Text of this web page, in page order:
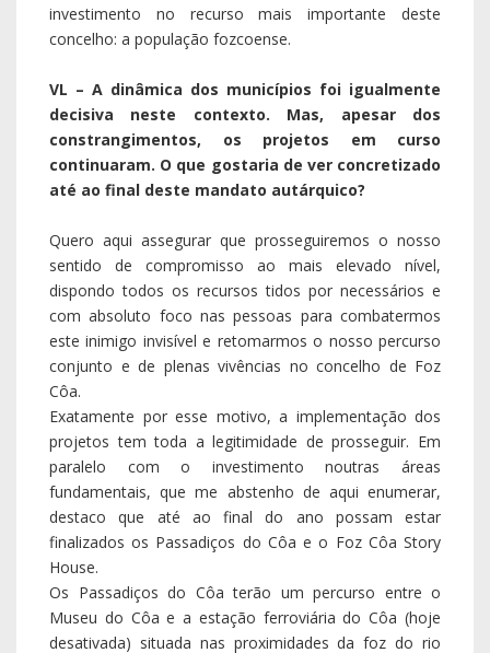
investimento no recurso mais importante deste
concelho: a população fozcoense.
VL – A dinâmica dos municípios foi igualmente
decisiva neste contexto. Mas, apesar dos
constrangimentos, os projetos em curso
continuaram. O que gostaria de ver concretizado
até ao final deste mandato autárquico?
Quero aqui assegurar que prosseguiremos o nosso
sentido de compromisso ao mais elevado nível,
dispondo todos os recursos tidos por necessários e
com absoluto foco nas pessoas para combatermos
este inimigo invisível e retomarmos o nosso percurso
conjunto e de plenas vivências no concelho de Foz
Côa.
Exatamente por esse motivo, a implementação dos
projetos tem toda a legitimidade de prosseguir. Em
paralelo com o investimento noutras áreas
fundamentais, que me abstenho de aqui enumerar,
destaco que até ao final do ano possam estar
finalizados os Passadiços do Côa e o Foz Côa Story
House.
Os Passadiços do Côa terão um percurso entre o
Museu do Côa e a estação ferroviária do Côa (hoje
desativada) situada nas proximidades da foz do rio